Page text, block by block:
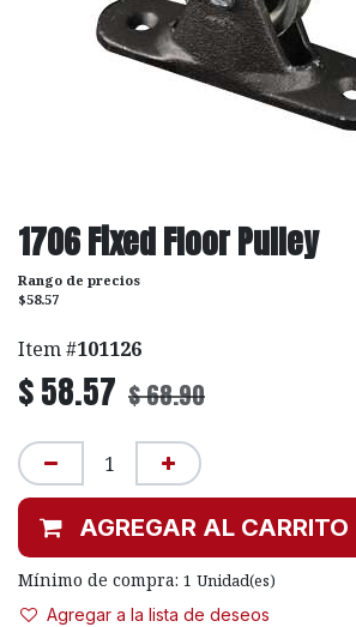
1706 Fixed Floor Pulley
Rango de precios
$58.57
Item #101126
$58.57 $68.90
AGREGAR AL CARRITO
Mínimo de compra: 1 Unidad(es)
Agregar a la lista de deseos